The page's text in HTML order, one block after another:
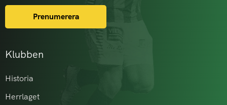
Klubben
Historia
Herrlaget
Prenumerera